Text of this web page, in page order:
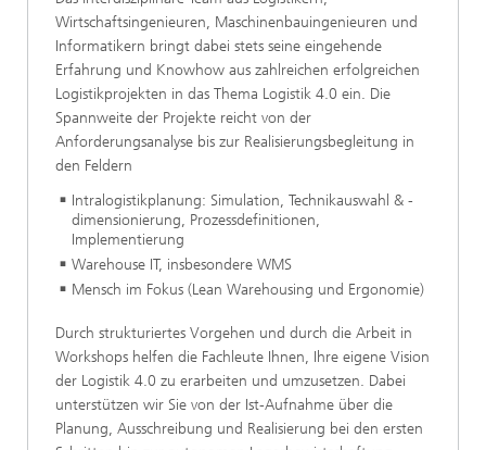
Wirtschaftsingenieuren, Maschinenbauingenieuren und
Informatikern bringt dabei stets seine eingehende
Erfahrung und Knowhow aus zahlreichen erfolgreichen
Logistikprojekten in das Thema Logistik 4.0 ein. Die
Spannweite der Projekte reicht von der
Anforderungsanalyse bis zur Realisierungsbegleitung in
den Feldern
Intralogistikplanung: Simulation, Technikauswahl & -
dimensionierung, Prozessdefinitionen,
Implementierung
Warehouse IT, insbesondere WMS
Mensch im Fokus (Lean Warehousing und Ergonomie)
Durch strukturiertes Vorgehen und durch die Arbeit in
Workshops helfen die Fachleute Ihnen, Ihre eigene Vision
der Logistik 4.0 zu erarbeiten und umzusetzen. Dabei
unterstützen wir Sie von der Ist-Aufnahme über die
Planung, Ausschreibung und Realisierung bei den ersten